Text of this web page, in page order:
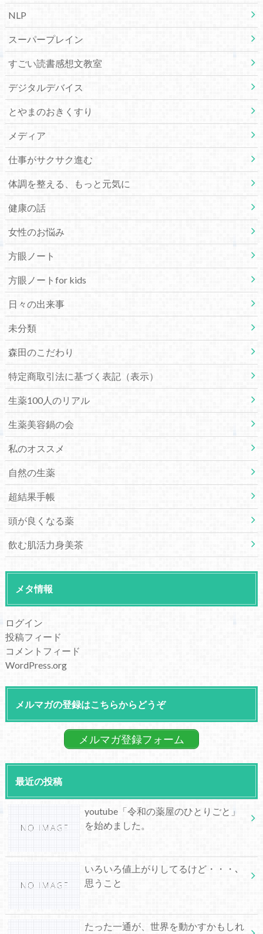
NLP
スーパープレイン
すごい読書感想文教室
デジタルデバイス
とやまのおきくすり
メディア
仕事がサクサク進む
体調を整える、もっと元気に
健康の話
女性のお悩み
方眼ノート
方眼ノートfor kids
日々の出来事
未分類
森田のこだわり
特定商取引法に基づく表記（表示）
生薬100人のリアル
生薬美容鍋の会
私のオススメ
自然の生薬
超結果手帳
頭が良くなる薬
飲む肌活力身美茶
メタ情報
ログイン
投稿フィード
コメントフィード
WordPress.org
メルマガの登録はこちらからどうぞ
メルマガ登録フォーム
最近の投稿
youtube「令和の薬屋のひとりごと」
を始めました。
いろいろ値上がりしてるけど・・・､
思うこと
たった一通が、世界を動かすかもしれ